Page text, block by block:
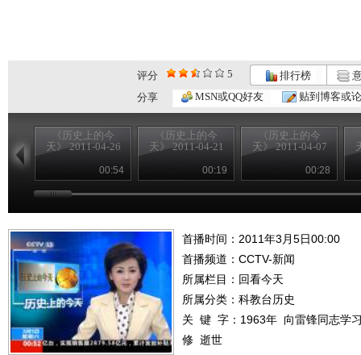
评分 5 排行榜
分享
MSN或QQ好友 贴到博客或
《历史上的今
天》 2011-04-26
00:54
《历史上的今
天》 2011-04-21
00:19
《历史上的今
天》 2011-04-07
00:28
首播时间：2011年3月5日00:00
首播频道： CCTV-新闻
所属栏目： 回看今天
所属分类：科教台历史
关 键 字： 1963年 向雷锋同志学
修 逝世